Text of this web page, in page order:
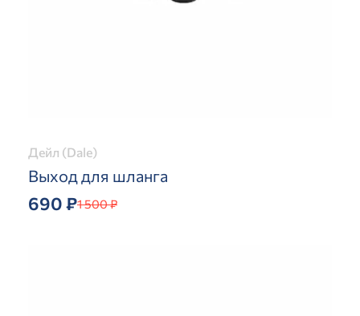
Дейл (Dale)
Выход для шланга
690 ₽1 500 ₽